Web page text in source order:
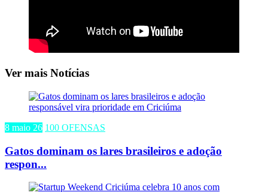
Ver mais Notícias
8 maio 26 100 OFENSAS
Gatos dominam os lares brasileiros e adoção
respon...